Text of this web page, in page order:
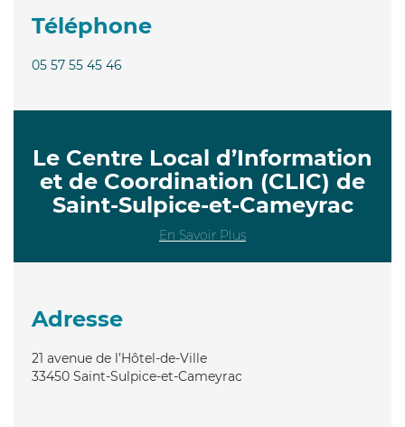
Téléphone
05 57 55 45 46
Le Centre Local d’Information
et de Coordination (CLIC) de
Saint-Sulpice-et-Cameyrac
En Savoir Plus
Adresse
21 avenue de l’Hôtel-de-Ville
33450 Saint-Sulpice-et-Cameyrac